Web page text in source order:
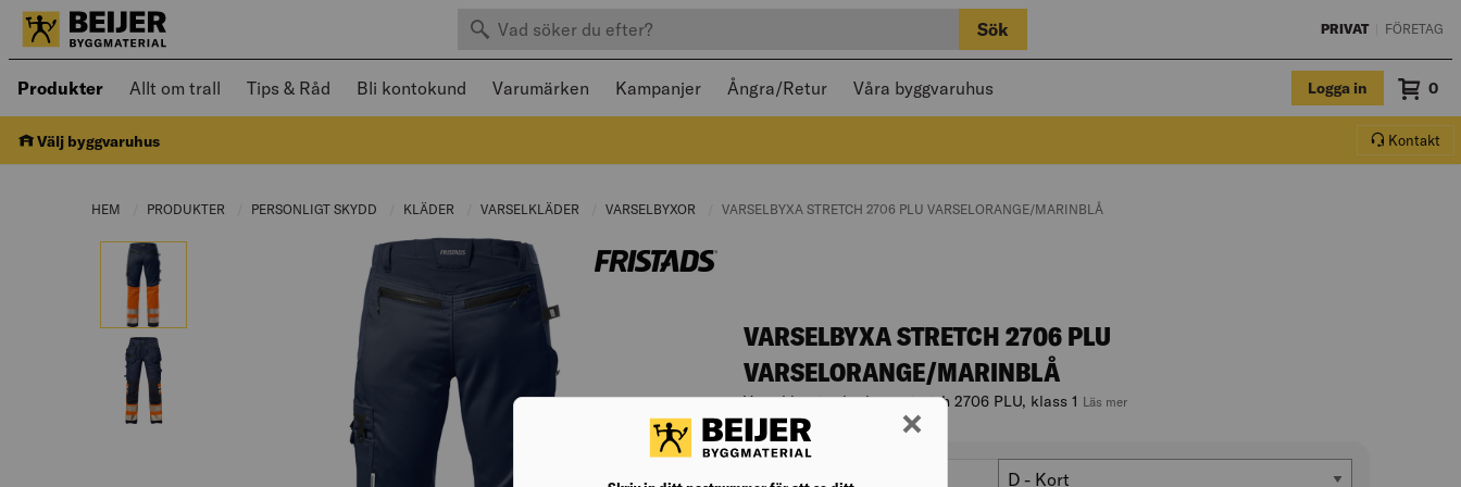
Sök efter produkter Sök PRIVAT FÖRETAG
Produkter Öppnad meny kan navigeras med piltangenter och stängas med Escape
Allt om trall Tips & Råd Bli kontokund Varumärken Kampanjer Ångra/Retur Våra byggvaruhus Logga in 0
Välj byggvaruhus Kontakt
HEM PRODUKTER CURRENT PAGE:
PERSONLIGT SKYDD CURRENT PAGE:
KLÄDER CURRENT PAGE:
VARSELKLÄDER CURRENT PAGE:
VARSELBYXOR CURRENT PAGE:
CURRENT PAGE:
VARSELBYXA STRETCH 2706 PLU VARSELORANGE/MARINBLÅ
VARSELBYXA STRETCH 2706 PLU
VARSELORANGE/MARINBLÅ
Varsel hantverkarbyxa stretch 2706 PLU, klass 1 Läs mer
Artikelnr. 006818605
passform Passform
D - Kort